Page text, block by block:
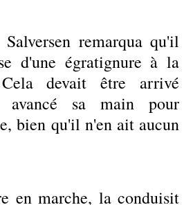
remarqua qu'il
d'une égratignure à la
devait être arrivé
avancé sa main pour
bien qu'il n'en ait aucun
en marche, la conduisit